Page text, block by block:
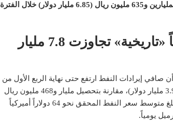
مليارين و985 مليون ريال عماني (نحو 7.76 مليار دولار)، مقارنة بمليارين و635 مليون ريال (6.85 مليار دولار) خلال الفترة
«جهاز الاستثمار العماني» يحقق أرباحاً «تاريخية» تجاوزت 7.8 مليار
أن صافي إيرادات النفط ارتفع حتى نهاية الربع الأول من
عام 2026 بنسبة 5 في المائة، مسجلاً ملياراً و535 مليون ريال (3.99 مليار دولار)، مقارنة بتحصيل مليار و468 مليون ريال
(3.81 مليار دولار) حتى نهاية الربع الأول من عام 2025، في حين بلغ متوسط سعر النفط المحقق نحو 64 دولاراً أميركياً